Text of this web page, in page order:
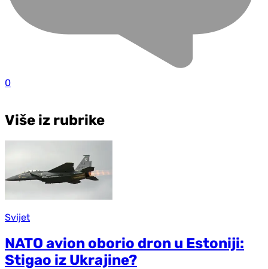
0
Više iz rubrike
Svijet
NATO avion oborio dron u Estoniji:
Stigao iz Ukrajine?